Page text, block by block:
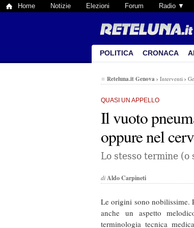
Home Notizie Elezioni Forum Radio ▼
POLITICA CRONACA
Reteluna.it Genova › Interventi ›
QUASI UN APPELLO
Il vuoto
oppure nel
Lo stesso termine
diAldo Carpineti
Le origini sono nobilissime.
anche un aspetto
terminologia tecnica